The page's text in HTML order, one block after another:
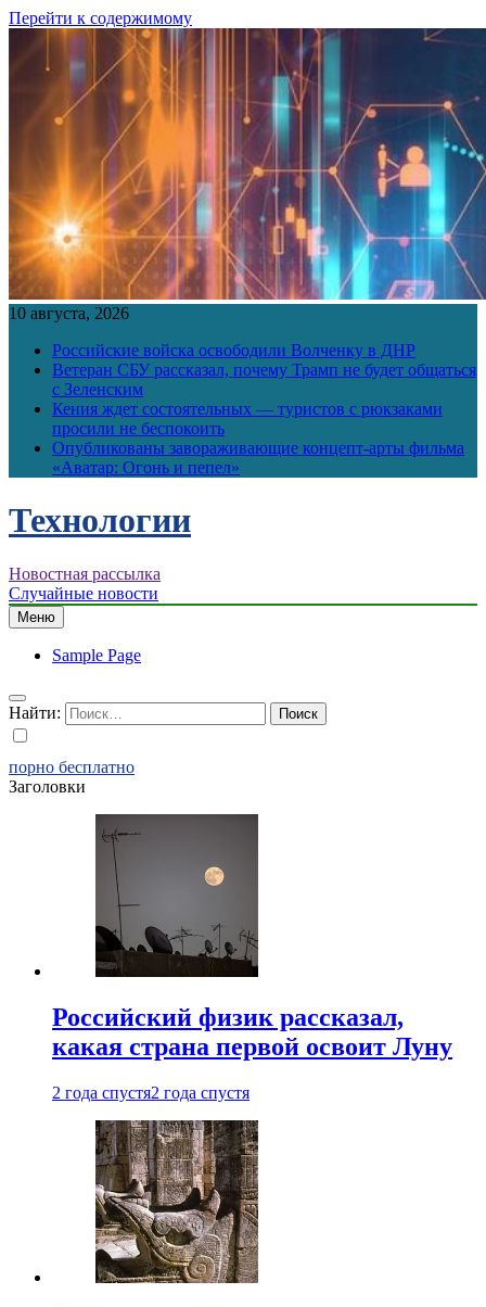
Перейти к содержимому
10 августа, 2026
Российские войска освободили Волченку в ДНР
Ветеран СБУ рассказал, почему Трамп не будет общаться
с Зеленским
Кения ждет состоятельных — туристов с рюкзаками
просили не беспокоить
Опубликованы завораживающие концепт-арты фильма
«Аватар: Огонь и пепел»
Технологии
Новостная рассылка
Случайные новости
Меню
Sample Page
Найти:
порно бесплатно
Заголовки
Российский физик рассказал,
какая страна первой освоит Луну
2 года спустя2 года спустя